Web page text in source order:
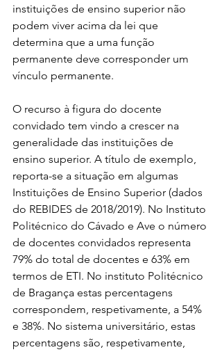
instituições de ensino superior não
podem viver acima da lei que
determina que a uma função
permanente deve corresponder um
vínculo permanente.
O recurso à figura do docente
convidado tem vindo a crescer na
generalidade das instituições de
ensino superior. A título de exemplo,
reporta-se a situação em algumas
Instituições de Ensino Superior (dados
do REBIDES de 2018/2019). No Instituto
Politécnico do Cávado e Ave o número
de docentes convidados representa
79% do total de docentes e 63% em
termos de ETI. No instituto Politécnico
de Bragança estas percentagens
correspondem, respetivamente, a 54%
e 38%. No sistema universitário, estas
percentagens são, respetivamente,